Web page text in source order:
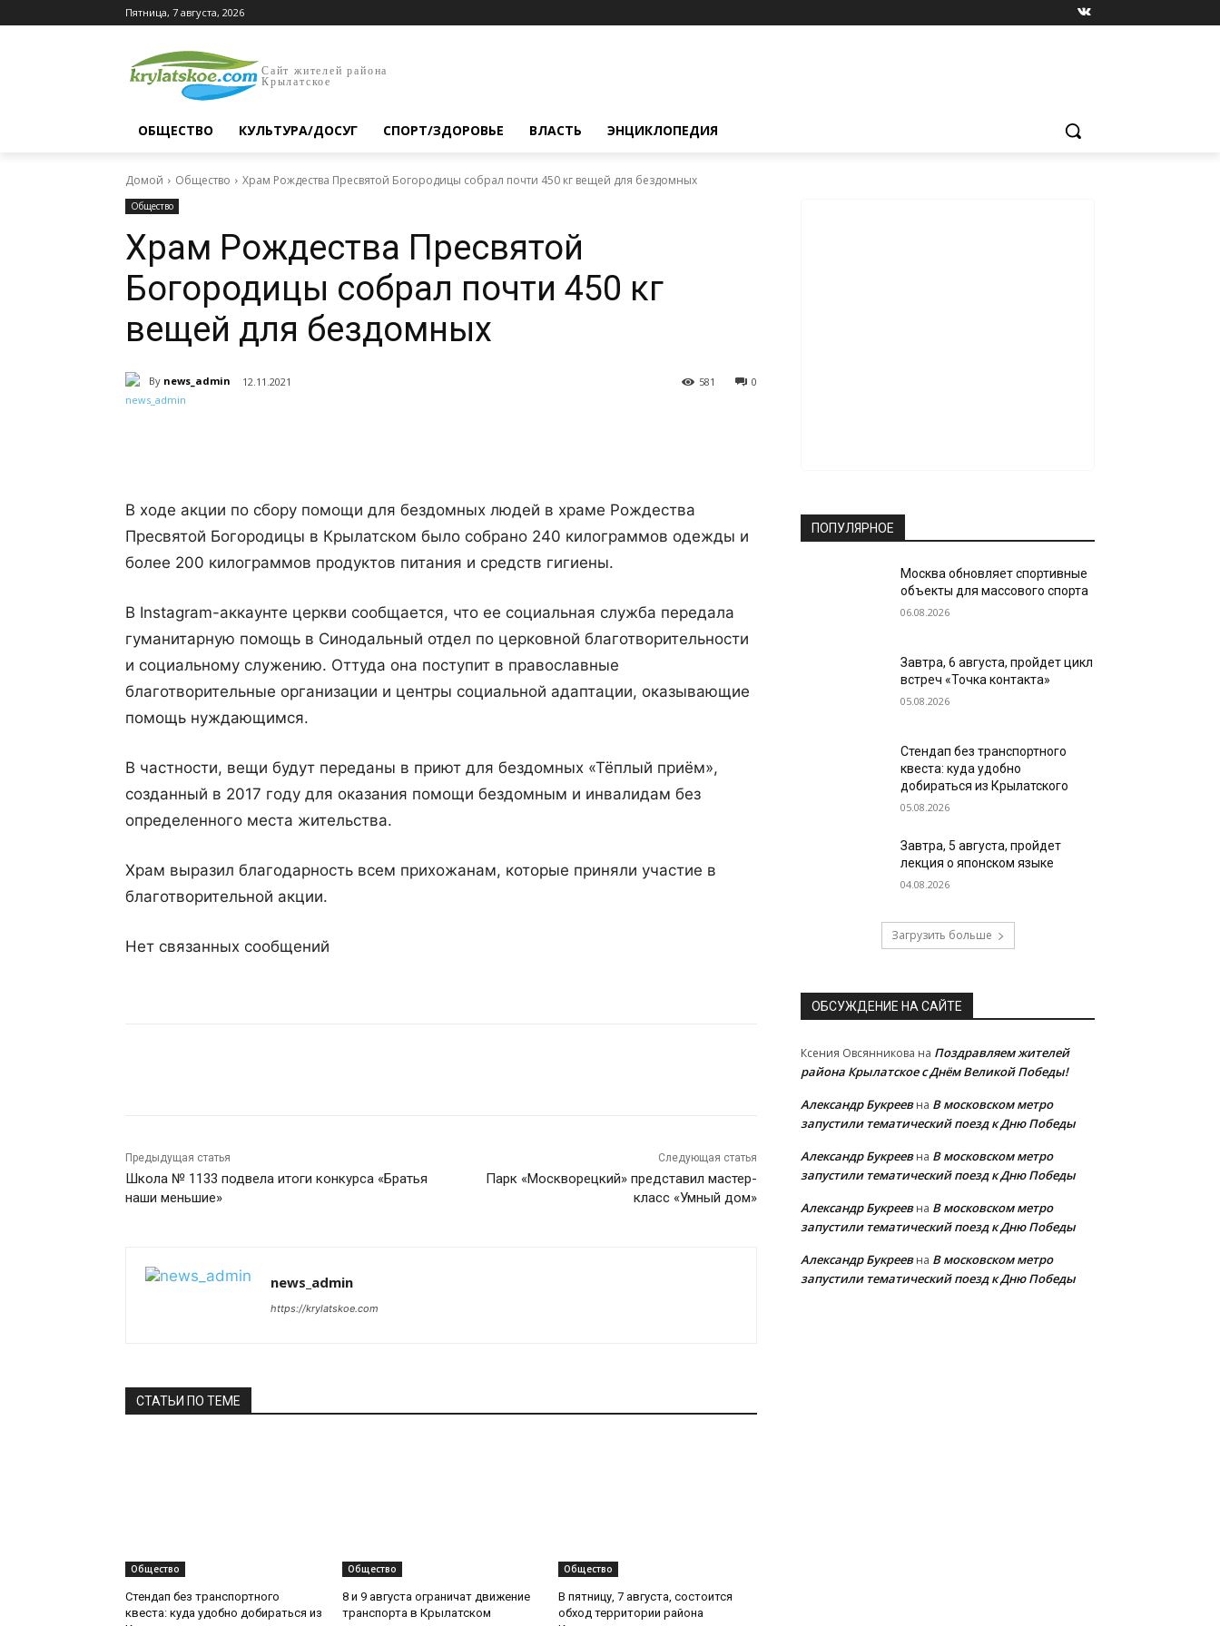
Пятница, 7 августа, 2026
Сайт жителей района
Крылатское
ОБЩЕСТВО КУЛЬТУРА/ДОСУГ СПОРТ/ЗДОРОВЬЕ ВЛАСТЬ ЭНЦИКЛОПЕДИЯ
Домой Общество Храм Рождества Пресвятой Богородицы собрал почти 450 кг вещей для бездомных
Общество
Храм Рождества Пресвятой
Богородицы собрал почти 450 кг
вещей для бездомных
By news_admin 12.11.2021 0
581
В ходе акции по сбору помощи для бездомных людей в храме Рождества
Пресвятой Богородицы в Крылатском было собрано 240 килограммов одежды и
более 200 килограммов продуктов питания и средств гигиены.
В Instagram-аккаунте церкви сообщается, что ее социальная служба передала
гуманитарную помощь в Синодальный отдел по церковной благотворительности
и социальному служению. Оттуда она поступит в православные
благотворительные организации и центры социальной адаптации, оказывающие
помощь нуждающимся.
В частности, вещи будут переданы в приют для бездомных «Тёплый приём»,
созданный в 2017 году для оказания помощи бездомным и инвалидам без
определенного места жительства.
Храм выразил благодарность всем прихожанам, которые приняли участие в
благотворительной акции.
Нет связанных сообщений
Предыдущая статья
Школа № 1133 подвела итоги конкурса «Братья
наши меньшие»
Следующая статья
Парк «Москворецкий» представил мастер-
класс «Умный дом»
news_admin
https://krylatskoe.com
СТАТЬИ ПО ТЕМЕ
Общество
Стендап без транспортного
квеста: куда удобно добираться из
Общество
8 и 9 августа ограничат движение
транспорта в Крылатском
Общество
В пятницу, 7 августа, состоится
обход территории района
ПОПУЛЯРНОЕ
Москва обновляет спортивные
объекты для массового спорта
06.08.2026
Завтра, 6 августа, пройдет цикл
встреч «Точка контакта»
05.08.2026
Стендап без транспортного
квеста: куда удобно
добираться из Крылатского
05.08.2026
Завтра, 5 августа, пройдет
лекция о японском языке
04.08.2026
Загрузить больше
ОБСУЖДЕНИЕ НА САЙТЕ
Ксения Овсянникова на Поздравляем жителей
района Крылатское с Днём Великой Победы!
Александр Букреевна В московском метро
запустили тематический поезд к Дню Победы
Александр Букреевна В московском метро
запустили тематический поезд к Дню Победы
Александр Букреевна В московском метро
запустили тематический поезд к Дню Победы
Александр Букреевна В московском метро
запустили тематический поезд к Дню Победы